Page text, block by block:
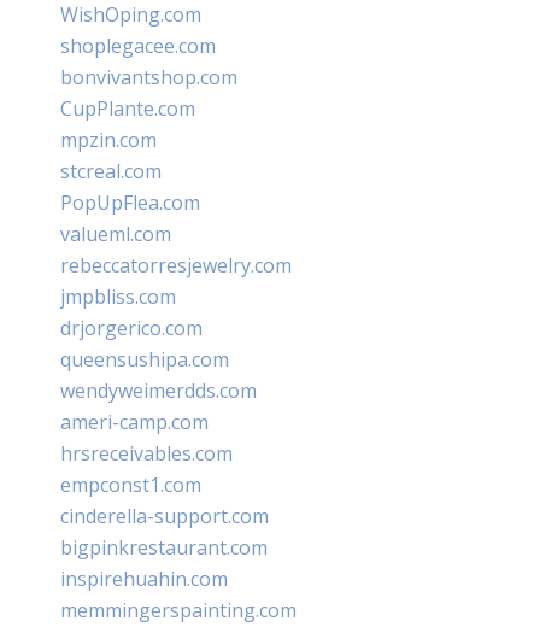
WishOping.com
shoplegacee.com
bonvivantshop.com
CupPlante.com
mpzin.com
stcreal.com
PopUpFlea.com
valueml.com
rebeccatorresjewelry.com
jmpbliss.com
drjorgerico.com
queensushipa.com
wendyweimerdds.com
ameri-camp.com
hrsreceivables.com
empconst1.com
cinderella-support.com
bigpinkrestaurant.com
inspirehuahin.com
memmingerspainting.com